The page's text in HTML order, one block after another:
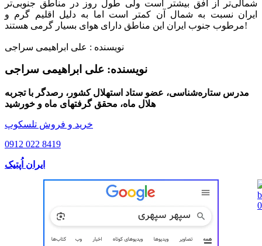
شمالی‌تر از افق بیشتر است ولی طول روز در مناطق جنوبی‌تر
ایران نسبت به شمال آن كمتر است اما به دلیل اقلیم گرم و
مرطوب جنوب ایران این مناطق دارای هوای بسیار گرمی هستند!
نویسنده : علی ابراهیمی سراجی
نویسنده: علی ابراهیمی سراجی
مدرس ستاره‌شناسی، عضو ستاد استهلال کشور، رصدگر با تجربه
هلال ماه، محقق گرفتهای ماه و خورشید
خرید و فروش تلسکوپ
0912 022 8419
ایران اُپتیک